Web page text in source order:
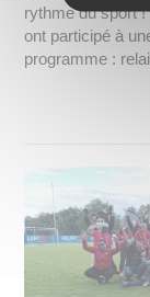
rythme du sport
ont participé à
programme :